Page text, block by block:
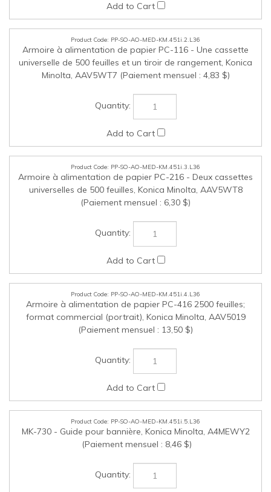
PP-SO-AO-MED-KM.451i.3.L36
Armoire à alimentation de papier PC-216 - Deux cassettes
universelles de 500 feuilles, Konica Minolta, AAV5WT8
PP-SO-AO-MED-KM.451i.4.L36
Armoire à alimentation de papier PC-416 2500 feuilles;
format commercial (portrait), Konica Minolta, AAV5019
(Paiement mensuel : 13,50 $)
PP-SO-AO-MED-KM.451i.5.L36
MK-730 - Guide pour bannière, Konica Minolta, A4MEWY2
(Paiement mensuel : 8,46 $)
FS-539 - Unité agrafeuse de finition 50 feuilles (requiert RU-
513), Konica Minolta, AAR4WY3 (Paiement mensuel : 16,65